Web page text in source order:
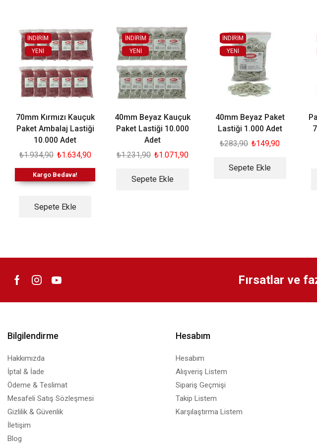
İNDİRİM
YENI
70mm Kırmızı Kauçuk
Paket Ambalaj Lastiği
10.000 Adet
₺1.934,90 ₺1.634,90
Kargo Bedava!
Sepete Ekle
İNDİRİM
YENI
40mm Beyaz Kauçuk
Paket Lastiği 10.000
Adet
₺1.231,90 ₺1.071,90
Sepete Ekle
İNDİRİM
YENI
40mm Beyaz Paket
Lastiği 1.000 Adet
₺283,90 ₺149,90
Sepete Ekle
Fırsatlar ve
Bilgilendirme
Hakkımızda
İptal & İade
Ödeme & Teslimat
Mesafeli Satış Sözleşmesi
Gizlilik & Güvenlik
İletişim
Blog
Hesabım
Hesabım
Alışveriş Listem
Sipariş Geçmişi
Takip Listem
Karşılaştırma Listem